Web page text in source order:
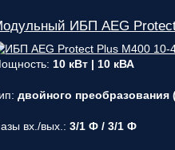
ИБП AEG
10 кВт | 10 кВА
двойного преобразования
вх./вых.:3/1 Ф / 3/1 Ф